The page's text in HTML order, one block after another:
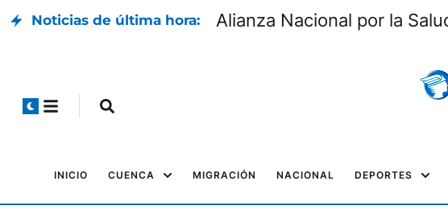
Noticias de última hora:
suspenso ¿Cómo
Alianza Nacional por la
INICIO CUENCA MIGRACIÓN NACIONAL DEPORTES